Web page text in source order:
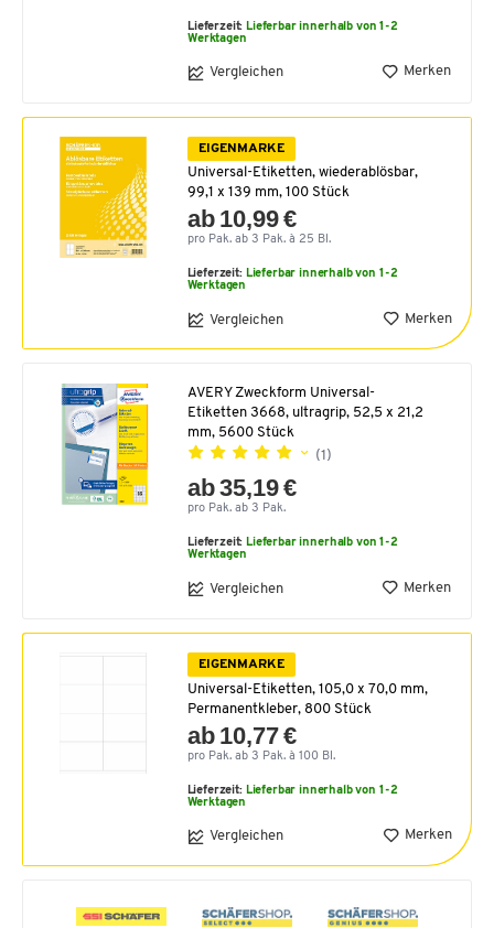
Lieferzeit: Lieferbar innerhalb von 1-2
Werktagen
Vergleichen Merken
EIGENMARKE
Universal-Etiketten, wiederablösbar,
99,1 x 139 mm, 100 Stück
ab 10,99 €
pro Pak. ab 3 Pak. à 25 Bl.
Lieferzeit: Lieferbar innerhalb von 1-2
Werktagen
Vergleichen Merken
AVERY Zweckform Universal-
Etiketten 3668, ultragrip, 52,5 x 21,2
mm, 5600 Stück
(1)
ab 35,19 €
pro Pak. ab 3 Pak.
Lieferzeit: Lieferbar innerhalb von 1-2
Werktagen
Vergleichen Merken
EIGENMARKE
Universal-Etiketten, 105,0 x 70,0 mm,
Permanentkleber, 800 Stück
ab 10,77 €
pro Pak. ab 3 Pak. à 100 Bl.
Lieferzeit: Lieferbar innerhalb von 1-2
Werktagen
Vergleichen Merken